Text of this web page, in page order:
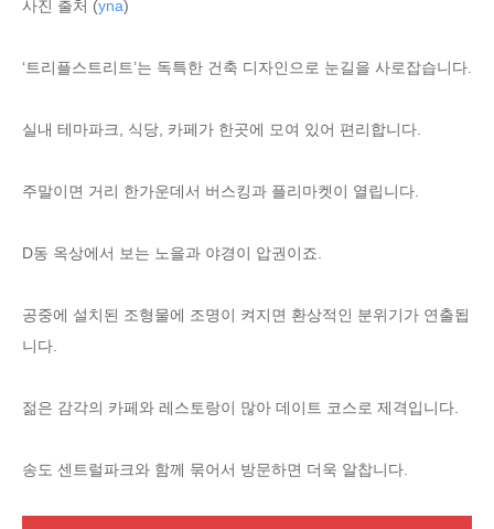
사진 출처 (yna)
‘트리플스트리트’는 독특한 건축 디자인으로 눈길을 사로잡습니다.
실내 테마파크, 식당, 카페가 한곳에 모여 있어 편리합니다.
주말이면 거리 한가운데서 버스킹과 플리마켓이 열립니다.
D동 옥상에서 보는 노을과 야경이 압권이죠.
공중에 설치된 조형물에 조명이 켜지면 환상적인 분위기가 연출됩
니다.
젊은 감각의 카페와 레스토랑이 많아 데이트 코스로 제격입니다.
송도 센트럴파크와 함께 묶어서 방문하면 더욱 알찹니다.